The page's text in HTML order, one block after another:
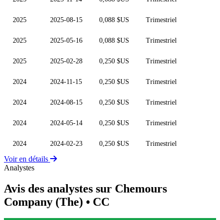
2025 2025-08-15 0,088 $US Trimestriel
2025 2025-05-16 0,088 $US Trimestriel
2025 2025-02-28 0,250 $US Trimestriel
2024 2024-11-15 0,250 $US Trimestriel
2024 2024-08-15 0,250 $US Trimestriel
2024 2024-05-14 0,250 $US Trimestriel
2024 2024-02-23 0,250 $US Trimestriel
Voir en détails
Analystes
Avis des analystes sur Chemours
Company (The) • CC